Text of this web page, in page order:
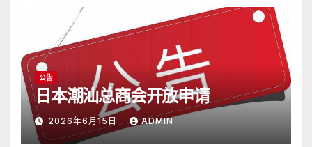
公告
日本潮汕总商会开放申请
2026年6月15日 ADMIN